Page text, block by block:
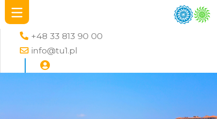
+48 33 813 90 00
info@tu1.pl